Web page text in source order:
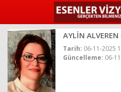
AYLİN ALVEREN
Tarih: 06-11-2025
Güncelleme: 06-